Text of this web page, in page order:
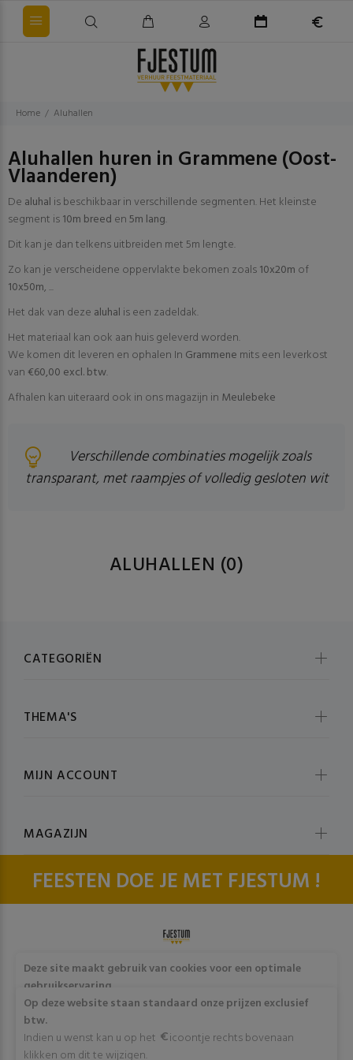
Home Aluhallen
Aluhallen huren in Grammene (Oost-
Vlaanderen)
De aluhal is beschikbaar in verschillende segmenten. Het kleinste
segment is10m breed en5m lang.
Dit kan je dan telkens uitbreiden met 5m lengte.
Zo kan je verscheidene oppervlakte bekomen zoals10x20m of
10x50m, ...
Het dak van deze aluhal is een zadeldak.
Het materiaal kan ook aan huis geleverd worden.
We komen dit leveren en ophalen In Grammene mits een leverkost
van€60,00 excl. btw.
Afhalen kan uiteraard ook in ons magazijn in Meulebeke
Verschillende combinaties mogelijk zoals
transparant, met raampjes of volledig gesloten wit
ALUHALLEN (0)
FEESTEN DOE JE MET FJESTUM !
CATEGORIËN
THEMA'S
MIJN ACCOUNT
MAGAZIJN
© fjestum 2020-2026. All Rights ReservedCookie & Privacy
Deze site maakt gebruik van cookies voor een optimale
gebruikservaring
Door op "Akkoord" te klikken of verder gebruik te maken
van deze website gaat stemt u in met het gebruik van deze
cookies. Wens je meer info omtrent deze cookies? Klik dan
op "Meer info".
Op deze website staan standaard onze prijzen exclusief
btw.
Indien u wenst kan u op het
icoontje rechts bovenaan
klikken om dit te wijzigen.